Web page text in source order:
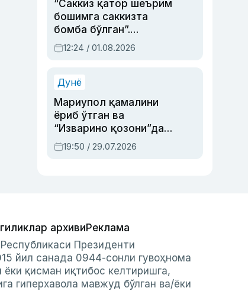
“Саккиз қатор шеърим
бошимга саккизта
бомба бўлган”.
Абдулла Ориповни
сиёсий айбловлардан
12:24 / 01.08.2026
Дунё
Мариупол қамалини
ёриб ўтган ва
“Изварино қозони”дан
чиққан қаҳрамон —
Украина армияси бош
19:50 / 29.07.2026
архивиРеклама
Президенти
йил санада 0944-сонли гувоҳнома
қисман иқтибос келтиришга,
гиперхавола мавжуд бўлган ва/ёки